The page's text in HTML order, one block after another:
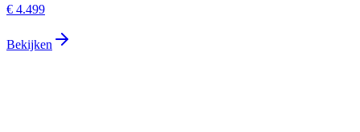
€ 4.499
Bekijken